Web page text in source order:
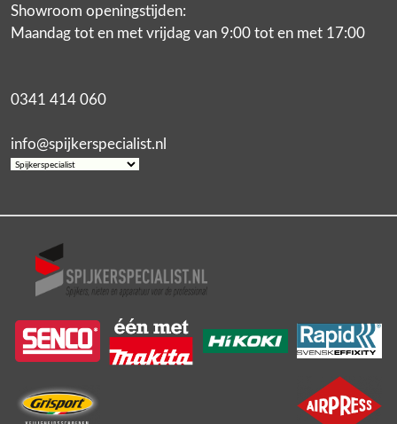
Showroom openingstijden:
Maandag tot en met vrijdag van 9:00 tot en met 17:00
0341 414 060
info@spijkerspecialist.nl